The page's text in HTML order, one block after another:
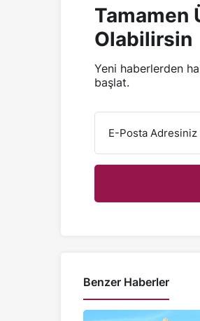
Tamamen
Olabilirsin
Yeni haberlerden
başlat.
E-Posta Adresiniz
Benzer Haberler